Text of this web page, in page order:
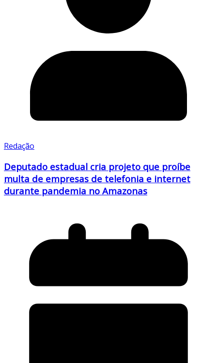
Redação
Deputado estadual cria projeto que proíbe
multa de empresas de telefonia e internet
durante pandemia no Amazonas